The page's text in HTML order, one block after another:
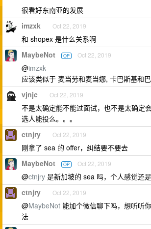
很看好东南亚的发展
imzxk Oct 22, 2019
和 shopex 是什么关系啊
MaybeNot OP Oct 22, 2019
@imzxk
应该类似于 麦当劳和麦当娜, 卡巴斯基和
vjnjc Oct 22, 2019
不是太确定能不能过面试，也不是太确定
选人能投么。。。
ctnjry Oct 22, 2019
刚拿了 sea 的 offer，纠结要不要去
MaybeNot OP Oct 22, 2019
@ctnjry 是新加坡的 sea 吗，个人感觉还
ctnjry Oct 22, 2019
@MaybeNot 能加个微信聊下吗，想听听
法